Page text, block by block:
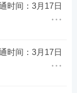
片前，应下载
，只有通过审
统识别，应采
时间：3月17日
时间：3月17日